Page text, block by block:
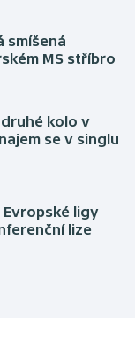
smíšená
MS stříbro
kolo v
se v singlu
ligy
lize